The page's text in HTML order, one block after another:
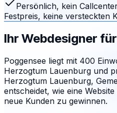
Persönlich, kein
Festpreis, keine versteckten
Ihr Webdesigner für
Poggensee liegt mit 400
Herzogtum Lauenburg und
Herzogtum Lauenburg,
entscheidet, wie eine
neue Kunden zu gewinnen.